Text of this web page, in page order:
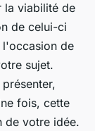
la viabilité de
de celui-ci
l'occasion de
sujet.
fois, cette
de votre idée.